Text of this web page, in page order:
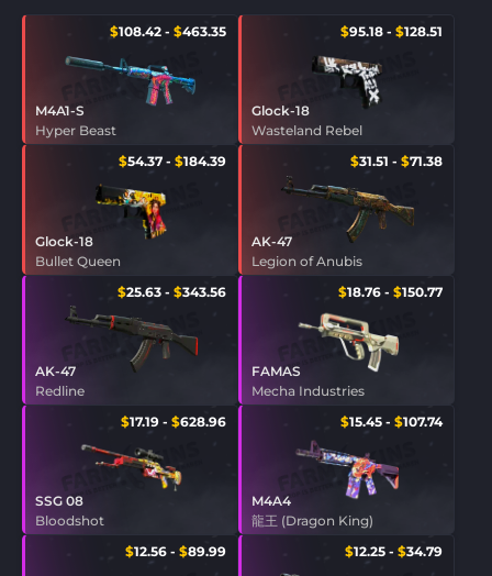
$108.42 - $463.35
M4A1-S
Hyper Beast
$95.18 - $128.51
Glock-18
Wasteland Rebel
$54.37 - $184.39
Glock-18
Bullet Queen
$31.51 - $71.38
AK-47
Legion of Anubis
$25.63 - $343.56
AK-47
Redline
$18.76 - $150.77
FAMAS
Mecha Industries
$17.19 - $628.96
SSG 08
Bloodshot
$15.45 - $107.74
M4A4
龍王 (Dragon King)
$12.56 - $89.99 $12.25 - $34.79